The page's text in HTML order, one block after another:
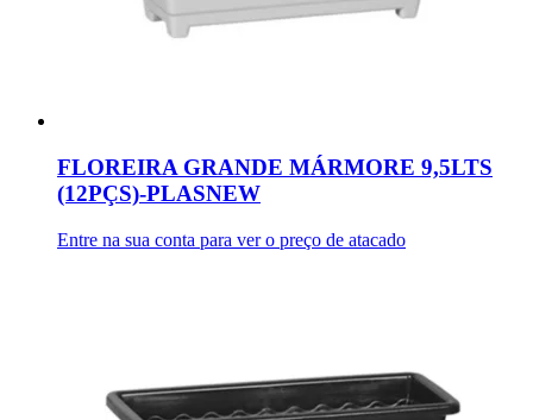
FLOREIRA GRANDE MÁRMORE 9,5LTS
(12PÇS)-PLASNEW
Entre na sua conta para ver o preço de atacado